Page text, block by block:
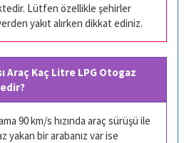
Lütfen özellikle şehirler
yakıt alırken dikkat ediniz.
Araç Kaç Litre LPG Otogaz
90 km/s hızında araç sürüşü ile
yakan bir arabanız var ise